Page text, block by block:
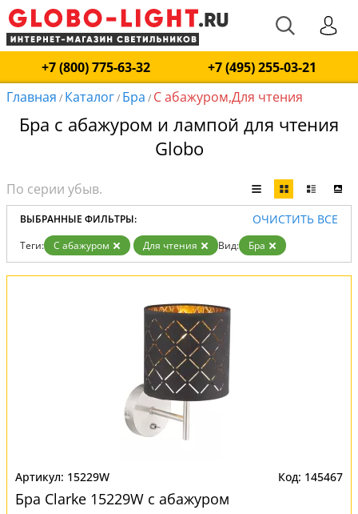
+7 (800) 775-63-32
+7 (495) 255-03-21
Главная / Каталог/ Бра / С абажуром,Для чтения
Бра с абажуром и лампой для чтения
Globo
ВЫБРАННЫЕ ФИЛЬТРЫ: ОЧИСТИТЬ ВСЕ
Теги: С абажуром Для чтения Вид: Бра
15229W 145467
Бра Clarke 15229W с абажуром